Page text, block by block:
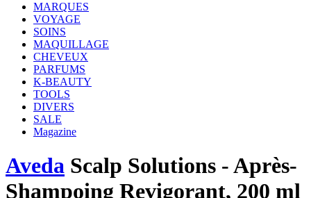
MARQUES
VOYAGE
SOINS
MAQUILLAGE
CHEVEUX
PARFUMS
K-BEAUTY
TOOLS
DIVERS
SALE
Magazine
Aveda Scalp Solutions - Après-
Shampoing Revigorant, 200 ml